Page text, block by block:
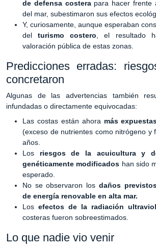
de defensa costera para hacer frente
del mar, subestimaron sus efectos
Y, curiosamente, aunque esperaban
delturismo costero, el resultado
valoración pública de estas zonas.
Predicciones erradas:
concretaron
Algunas de las advertencias también
infundadas o directamente equivocadas:
Las costas están ahora más
(exceso de nutrientes como nitrógeno y
años.
Los riesgos de la acuicultura y
genéticamente modificados han sido
esperado.
No se observaron los daños
de energía renovable en alta mar.
Los efectos de la radiación
costeras fueron sobreestimados.
Lo que nadie vio venir